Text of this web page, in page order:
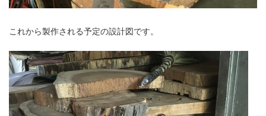
これから製作される予定の設計図です。